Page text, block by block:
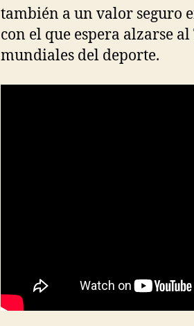
también a un valor seguro
con el que espera alzarse
mundiales del deporte.